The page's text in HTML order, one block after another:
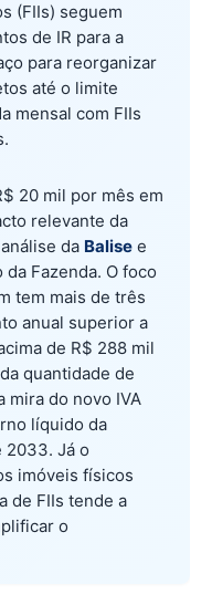
(FIIs) seguem
de IR para a
para reorganizar
até o limite
mensal com FIIs
20 mil por mês em
relevante da
da Balise e
Fazenda. O foco
tem mais de três
anual superior a
de R$ 288 mil
quantidade de
mira do novo IVA
líquido da
2033. Já o
imóveis físicos
de FIIs tende a
o